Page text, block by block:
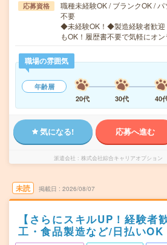
応募資格
職種未経験OK / ブランクOK /
不要
◆未経験OK！◆製造経験者歓迎
もOK！履歴書不要で気軽にオ
職場の雰囲気
年齢層
20代
30代 40
気になる! 応募へ進む
派遣会社 株式会社綜合キャリアオプション
未読 掲載日 2026/08/07
【さらにスキルUP！経験者
工・食品製造など/日払いOK